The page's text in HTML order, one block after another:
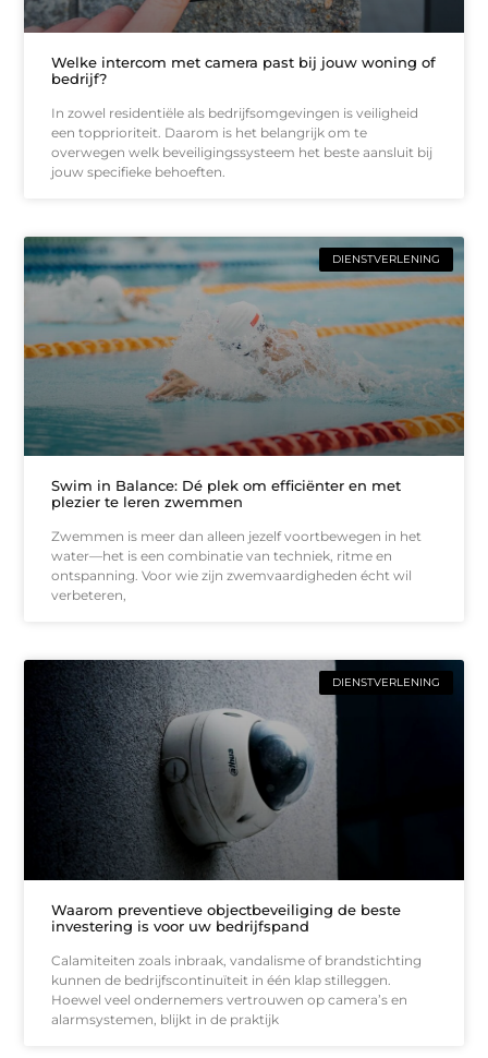
Welke intercom met camera past bij jouw woning of
bedrijf?
In zowel residentiële als bedrijfsomgevingen is veiligheid
een topprioriteit. Daarom is het belangrijk om te
overwegen welk beveiligingssysteem het beste aansluit bij
jouw specifieke behoeften.
DIENSTVERLENING
Swim in Balance: Dé plek om efficiënter en met
plezier te leren zwemmen
Zwemmen is meer dan alleen jezelf voortbewegen in het
water—het is een combinatie van techniek, ritme en
ontspanning. Voor wie zijn zwemvaardigheden écht wil
verbeteren,
DIENSTVERLENING
Waarom preventieve objectbeveiliging de beste
investering is voor uw bedrijfspand
Calamiteiten zoals inbraak, vandalisme of brandstichting
kunnen de bedrijfscontinuïteit in één klap stilleggen.
Hoewel veel ondernemers vertrouwen op camera’s en
alarmsystemen, blijkt in de praktijk